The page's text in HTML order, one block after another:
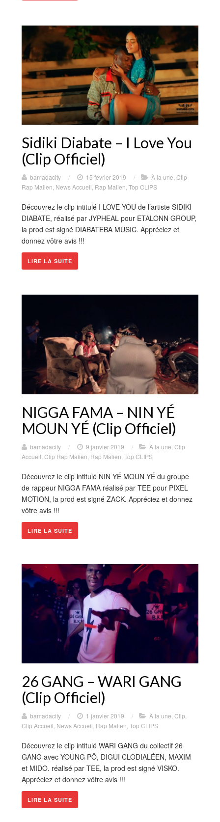
Sidiki Diabate – I Love You
(Clip Officiel)
bamadacity / 15 février 2019 / À la une Clip
Rap Malien News Accueil Rap Malien Top CLIPS
Découvrez le clip intitulé I LOVE YOU de l’artiste SIDIKI
DIABATE, réalisé par JYPHEAL pour ETALONN GROUP,
la prod est signé DIABATEBA MUSIC. Appréciez et
donnez vôtre avis !!!
LIRE LA SUITE
NIGGA FAMA – NIN YÉ
MOUN YÉ (Clip Officiel)
bamadacity / 9 janvier 2019 / À la une Clip
Accueil Clip Rap Malien Rap Malien Top CLIPS
Découvrez le clip intitulé NIN YÉ MOUN YÉ du groupe
de rappeur NIGGA FAMA réalisé par TEE pour PIXEL
MOTION, la prod est signé ZACK. Appréciez et donnez
vôtre avis !!!
LIRE LA SUITE
26 GANG – WARI GANG
(Clip Officiel)
bamadacity / 1 janvier 2019 / À la une Clip
Clip Accueil News Accueil Rap Malien Top CLIPS
Découvrez le clip intitulé WARI GANG du collectif 26
GANG avec YOUNG PÔ, DIGUI CLODIALÉEN, MAXIM
et MIDO. réalisé par TEE, la prod est signé VISKO.
Appréciez et donnez vôtre avis !!!
LIRE LA SUITE